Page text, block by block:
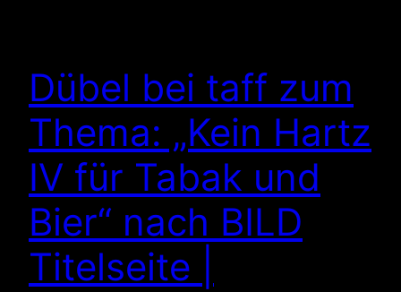
Dübel bei taff zum
Thema: „Kein Hartz
IV für Tabak und
Bier“ nach BILD
Titelseite |